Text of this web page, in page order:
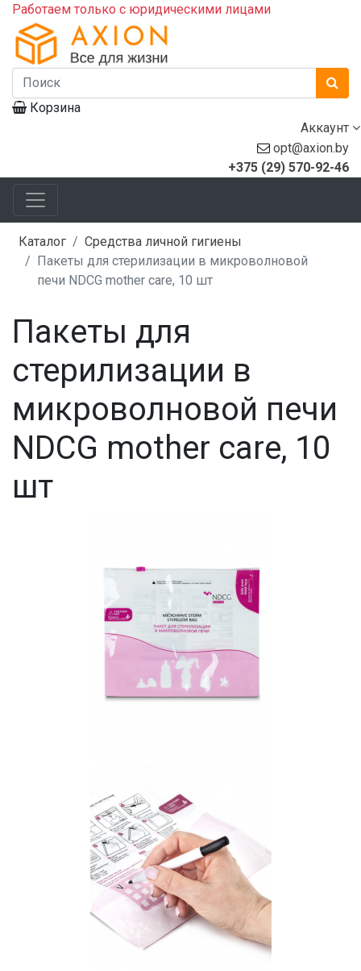
Работаем только с юридическими лицами
Корзина
Аккаунт
opt@axion.by
+375 (29) 570-92-46
Каталог
Средства личной гигиены
Пакеты для стерилизации в микроволновой
печи NDCG mother care, 10 шт
Пакеты для
стерилизации в
микроволновой печи
NDCG mother care, 10
шт